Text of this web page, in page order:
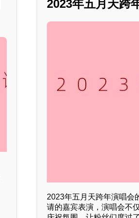
2023年五月天跨
2023年五月天跨年演唱会
请的嘉宾表演，演唱会不